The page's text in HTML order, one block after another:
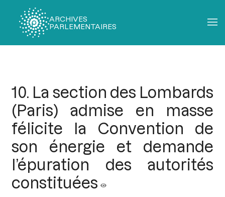
ARCHIVES
PARLEMENTAIRES
10. La section des Lombards
(Paris) admise en masse
félicite la Convention de
son énergie et demande
l’épuration des autorités
constituées